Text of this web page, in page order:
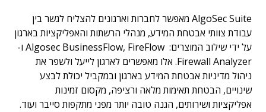
AlgoSec Suite מאפשר לחברות וארגונים להצליח לגשר בין
עבודת צוותי אבטחת המידע, מנהלי הרשתות והאפליקציות בארגון
על ידי שילוב המוצרים: Algosec BusinessFlow, FireFlow ו-
Firewall Analyzer. אלו מאפשרים לארגון לייעל ולשפר את
ניהול מדיניות אבטחת המידע בארגון ובמקביל יכולת לבצע
שינויים, הבטחת תאימות מלאה ורציפה, מקסום זמינות
אפליקציות ושירותים, הגנה טובה יותר מפני מתקפות סייבר ועוד.